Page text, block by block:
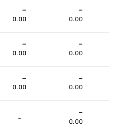
-
0.00
-
0.00
-
0.00
-
0.00
-
0.00
-
0.00
- -
0.00